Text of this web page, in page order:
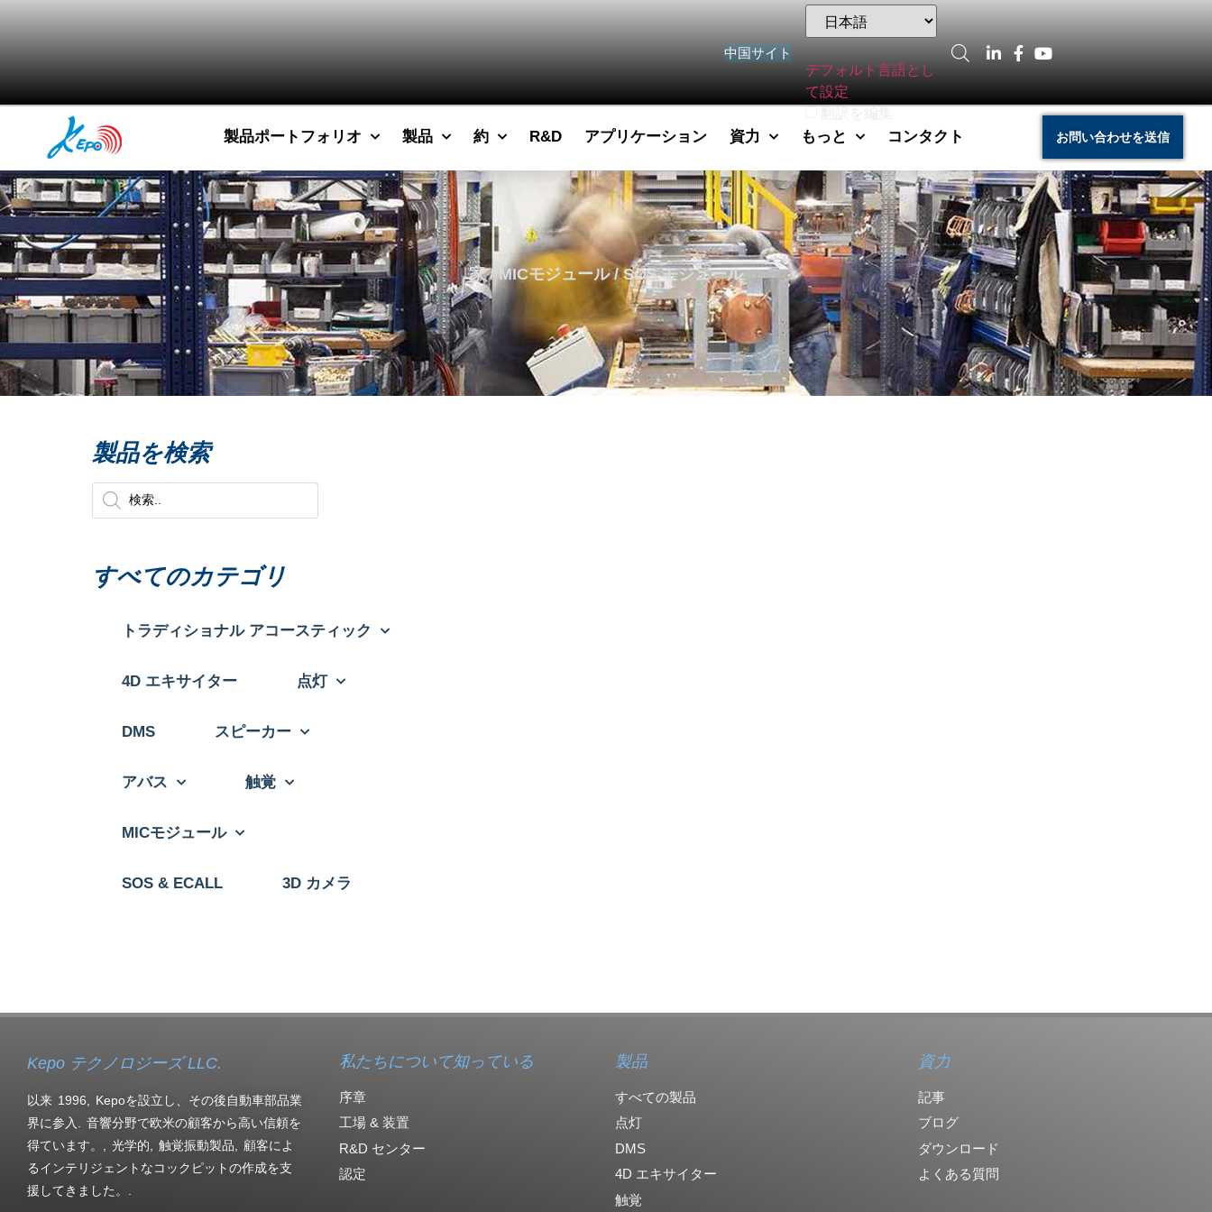
中国サイト
デフォルト言語とし
て設定
製品ポートフォリオ 製品 約 R&D アプリケーション 資力 もっと コンタクト お問い合わせを送信
家/MICモジュール/ SOS モジュール
製品を検索
すべてのカテゴリ
トラディショナル アコースティック
4D エキサイター 点灯
DMS スピーカー
アバス 触覚
MICモジュール
SOS & ECALL 3D カメラ
Kepo テクノロジーズ LLC.
以来 1996, Kepoを設立し、その後自動車部品業
界に参入. 音響分野で欧米の顧客から高い信頼を
得ています。, 光学的, 触覚振動製品, 顧客によ
るインテリジェントなコックピットの作成を支
援してきました。.
私たちについて知っている
序章
工場 & 装置
R&D センター
認定
製品
すべての製品
点灯
DMS
4D エキサイター
触覚
資力
記事
ブログ
ダウンロード
よくある質問